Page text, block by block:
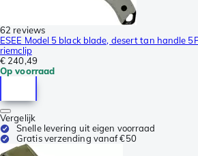
62 reviews
ESEE Model 5 black blade, desert tan handle
riemclip
€ 240,49
Op voorraad
Vergelijk
Snelle levering uit eigen voorraad
Gratis verzending vanaf €50